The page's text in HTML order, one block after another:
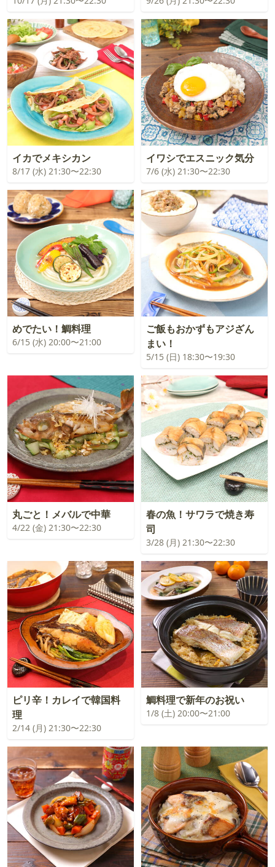
イカでメキシカン
8/17 (水) 21:30〜22:30
イワシでエスニック気分
7/6 (水) 21:30〜22:30
めでたい！鯛料理
6/15 (水) 20:00〜21:00
ご飯もおかずもアジざん
まい！
5/15 (日) 18:30〜19:30
丸ごと！メバルで中華
4/22 (金) 21:30〜22:30
春の魚！サワラで焼き寿
司
3/28 (月) 21:30〜22:30
ピリ辛！カレイで韓国料
理
2/14 (月) 21:30〜22:30
鯛料理で新年のお祝い
1/8 (土) 20:00〜21:00